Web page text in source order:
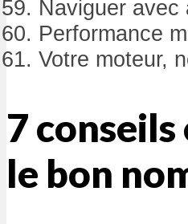
Naviguer avec
Performance
Votre moteur,
7
le bon